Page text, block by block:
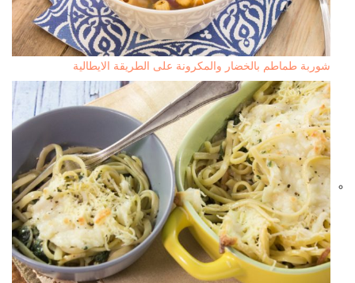
شوربة طماطم بالخضار والمكرونة على الطريقة الايطالية